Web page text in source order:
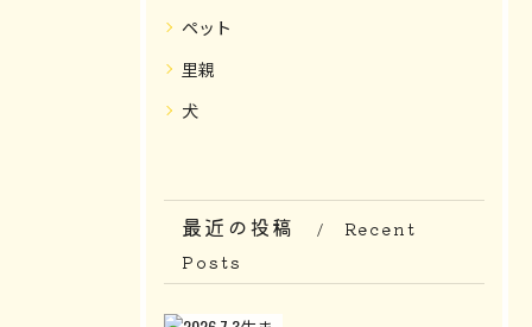
ペット
里親
犬
最近の投稿
Recent
Posts